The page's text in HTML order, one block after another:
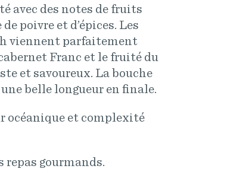
avec des notes de fruits
poivre et d’épices. Les
viennent parfaitement
Franc et le fruité du
et savoureux. La bouche
belle longueur en finale.
océanique et complexité
repas gourmands.